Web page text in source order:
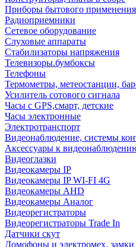
Приборы бытового применения
Радиоприемники
Сетевое оборудование
Слуховые аппараты
Стабилизаторы напряжения
Телевизоры.бумбоксы
Телефоны
Термометры, метеостанции,
Усилитель сотового сигнала
Часы с GPS,смарт, детские
Часы электронные
Электротранспорт
Видеонаблюдение, системы
Аксессуары к
Видеоглазки
Видеокамеры IP
Видеокамеры IP WI-FI 4G
Видеокамеры AHD
Видеокамеры Аналог
Видеорегистраторы
Видеорегистраторы Trade In
Датчики скут
Домофоны и электромех. замки